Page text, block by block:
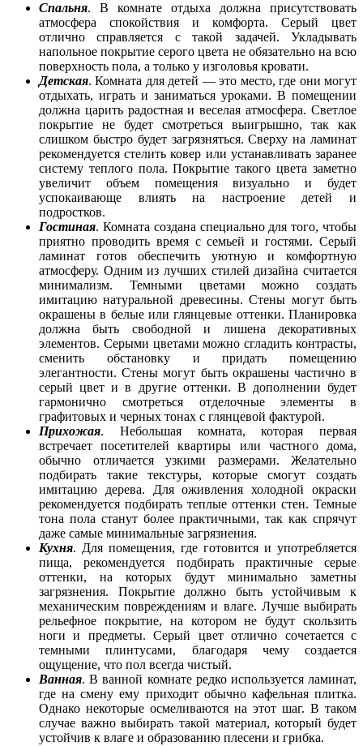
Спальня. В комнате отдыха должна присутствовать
атмосфера спокойствия и комфорта. Серый цвет
отлично справляется с такой задачей. Укладывать
напольное покрытие серого цвета не обязательно на всю
поверхность пола, а только у изголовья кровати.
Детская. Комната для детей — это место, где они могут
отдыхать, играть и заниматься уроками. В помещении
должна царить радостная и веселая атмосфера. Светлое
покрытие не будет смотреться выигрышно, так как
слишком быстро будет загрязняться. Сверху на ламинат
рекомендуется стелить ковер или устанавливать заранее
систему теплого пола. Покрытие такого цвета заметно
увеличит объем помещения визуально и будет
успокаивающе влиять на настроение детей и
подростков.
Гостиная. Комната создана специально для того, чтобы
приятно проводить время с семьей и гостями. Серый
ламинат готов обеспечить уютную и комфортную
атмосферу. Одним из лучших стилей дизайна считается
минимализм. Темными цветами можно создать
имитацию натуральной древесины. Стены могут быть
окрашены в белые или глянцевые оттенки. Планировка
должна быть свободной и лишена декоративных
элементов. Серыми цветами можно сгладить контрасты,
сменить обстановку и придать помещению
элегантности. Стены могут быть окрашены частично в
серый цвет и в другие оттенки. В дополнении будет
гармонично смотреться отделочные элементы в
графитовых и черных тонах с глянцевой фактурой.
Прихожая. Небольшая комната, которая первая
встречает посетителей квартиры или частного дома,
обычно отличается узкими размерами. Желательно
подбирать такие текстуры, которые смогут создать
имитацию дерева. Для оживления холодной окраски
рекомендуется подбирать теплые оттенки стен. Темные
тона пола станут более практичными, так как спрячут
даже самые минимальные загрязнения.
Кухня. Для помещения, где готовится и употребляется
пища, рекомендуется подбирать практичные серые
оттенки, на которых будут минимально заметны
загрязнения. Покрытие должно быть устойчивым к
механическим повреждениям и влаге. Лучше выбирать
рельефное покрытие, на котором не будут скользить
ноги и предметы. Серый цвет отлично сочетается с
темными плинтусами, благодаря чему создается
ощущение, что пол всегда чистый.
Ванная. В ванной комнате редко используется ламинат,
где на смену ему приходит обычно кафельная плитка.
Однако некоторые осмеливаются на этот шаг. В таком
случае важно выбирать такой материал, который будет
устойчив к влаге и образованию плесени и грибка.